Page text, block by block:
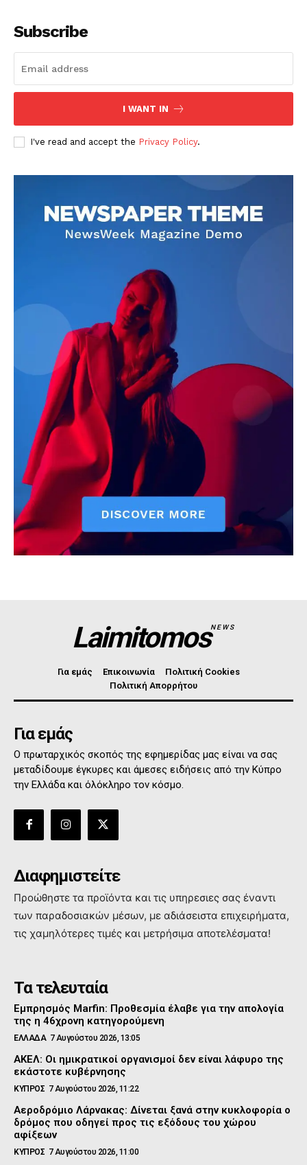
Subscribe
I WANT IN
I've read and accept the Privacy Policy.
LaimitomosNEWS
Για εμάς Επικοινωνία
Πολιτική Cookies
Πολιτική Απορρήτου
Για εμάς
Ο πρωταρχικός σκοπός της εφημερίδας μας είναι να σας
μεταδίδουμε έγκυρες και άμεσες ειδήσεις από την Κύπρο
την Ελλάδα και όλόκληρο τον κόσμο.
Διαφημιστείτε
Προώθηστε τα προϊόντα και τις υπηρεσιες σας έναντι
των παραδοσιακών μέσων, με αδιάσειστα επιχειρήματα,
τις χαμηλότερες τιμές και μετρήσιμα αποτελέσματα!
Τα τελευταία
Εμπρησμός Marfin: Προθεσμία έλαβε για την απολογία
της η 46χρονη κατηγορούμενη
ΕΛΛΑΔΑ 7 Αυγούστου 2026, 13:05
ΑΚΕΛ: Οι ημικρατικοί οργανισμοί δεν είναι λάφυρο της
εκάστοτε κυβέρνησης
ΚΥΠΡΟΣ 7 Αυγούστου 2026, 11:22
Αεροδρόμιο Λάρνακας: Δίνεται ξανά στην κυκλοφορία ο
δρόμος που οδηγεί προς τις εξόδους του χώρου
αφίξεων
ΚΥΠΡΟΣ 7 Αυγούστου 2026, 11:00